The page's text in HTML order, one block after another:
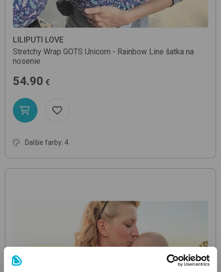
LILIPUTI LOVE
Stretchy Wrap GOTS Unicorn - Rainbow Line šatka na
nosenie
54.90 €
Ďalšie farby: 4